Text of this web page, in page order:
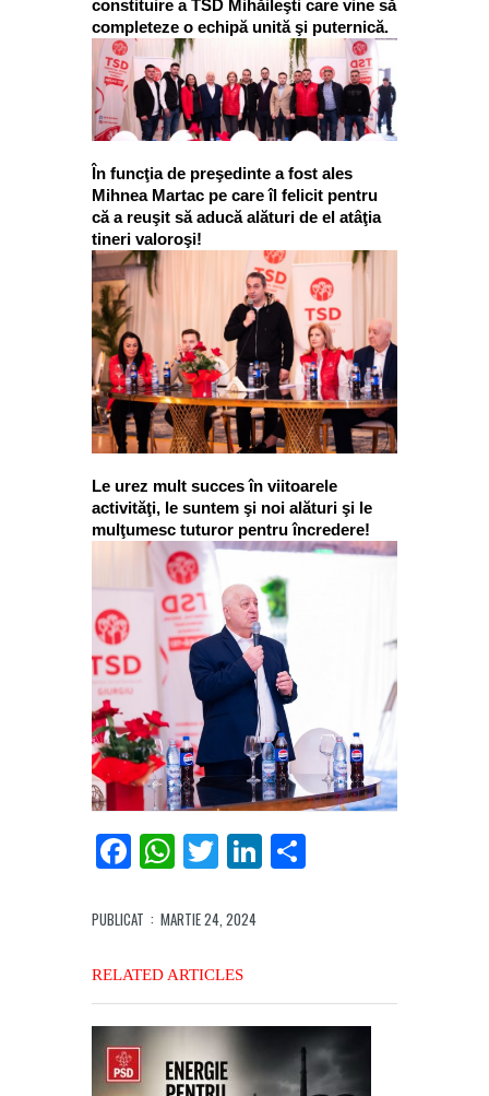
constituire a TSD Mihăileşti care vine să
completeze o echipă unită şi puternică.
În funcţia de preşedinte a fost ales
Mihnea Martac pe care îl felicit pentru
că a reuşit să aducă alături de el atâţia
tineri valoroşi!
Le urez mult succes în viitoarele
activităţi, le suntem şi noi alături şi le
mulţumesc tuturor pentru încredere!
Facebook
WhatsApp
TwitterLinkedIn
PUBLICAT : MARTIE 24, 2024
RELATED ARTICLES